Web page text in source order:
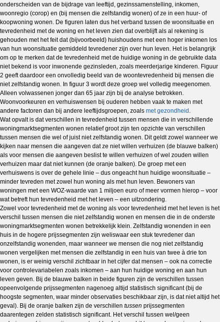
onderscheiden van de bijdrage van leeftijd, gezinssamenstelling, inkomen,
woonregio (corop) en (bij mensen die zelfstandig wonen) of ze in een huur- of
koopwoning wonen. De figuren laten dus het verband tussen de woonsituatie en
tevredenheid met de woning en het leven zien dat overblijft als al rekening is
gehouden met het feit dat (bijvoorbeeld) huishoudens met een hoger inkomen los
van hun woonsituatie gemiddeld tevredener zijn over hun leven. Het is belangrijk
om op te merken dat de tevredenheid met de huidige woning in de gebruikte data
niet bekend is voor inwonende gezinsleden, zoals meerderjarige kinderen. Figuur
2 geeft daardoor een onvolledig beeld van de woontevredenheid bij mensen die
niet zelfstandig wonen. In figuur 3 wordt deze groep wel volledig meegenomen.
Alleen volwassenen jonger dan 65 jaar zijn bij de analyse betrokken.
Woonvoorkeuren en verhuiswensen bij ouderen hebben vaak te maken met
andere factoren dan bij andere leeftijdsgroepen, zoals met gezondheid .
Wat opvalt is dat verschillen in tevredenheid tussen mensen die in verschillende
woningmarktsegmenten wonen relatief groot zijn ten opzichte van verschillen
tussen mensen die wel of juist niet zelfstandig wonen. Dit geldt zowel wanneer we
kijken naar mensen die aangeven dat ze niet willen verhuizen (de blauwe balken)
als voor mensen die aangeven beslist te willen verhuizen of wel zouden willen
verhuizen maar dat niet kunnen (de oranje balken). De groep met een
verhuiswens is over de gehele linie – dus ongeacht hun huidige woonsituatie –
minder tevreden met zowel hun woning als met hun leven. Bewoners van
woningen met een WOZ-waarde van 1 miljoen euro of meer vormen hierop – voor
wat betreft hun tevredenheid met het leven – een uitzondering.
Zowel voor tevredenheid met de woning als voor tevredenheid met het leven is het
verschil tussen mensen die niet zelfstandig wonen en mensen die in de onderste
woningmarktsegmenten wonen betrekkelijk klein. Zelfstandig wonenden in een
huis in de hogere prijssegmenten zijn weliswaar een stuk tevredener dan
onzelfstandig wonenden, maar wanneer we mensen die nog niet zelfstandig
wonen vergelijken met mensen die zelfstandig in een huis van twee à drie ton
wonen, is er weinig verschil zichtbaar in het cijfer dat mensen – ook na correctie
voor controlevariabelen zoals inkomen – aan hun huidige woning en aan hun
leven geven. Bij de blauwe balken in beide figuren zijn de verschillen tussen
opeenvolgende prijssegmenten nagenoeg altijd statistisch significant (bij de
hoogste segmenten, waar minder observaties beschikbaar zijn, is dat niet altijd het
geval). Bij de oranje balken zijn de verschillen tussen prijssegmenten
daarentegen zelden statistisch significant. Het verschil tussen wel/geen